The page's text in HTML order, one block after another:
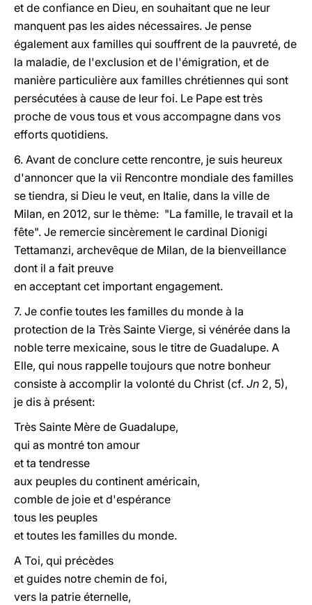
et de confiance en Dieu, en souhaitant que ne leur
manquent pas les aides nécessaires. Je pense
également aux familles qui souffrent de la pauvreté, de
la maladie, de l'exclusion et de l'émigration, et de
manière particulière aux familles chrétiennes qui sont
persécutées à cause de leur foi. Le Pape est très
proche de vous tous et vous accompagne dans vos
efforts quotidiens.
6. Avant de conclure cette rencontre, je suis heureux
d'annoncer que la vii Rencontre mondiale des familles
se tiendra, si Dieu le veut, en Italie, dans la ville de
Milan, en 2012, sur le thème: "La famille, le travail et la
fête". Je remercie sincèrement le cardinal Dionigi
Tettamanzi, archevêque de Milan, de la bienveillance
dont il a fait preuve
en acceptant cet important engagement.
7. Je confie toutes les familles du monde à la
protection de la Très Sainte Vierge, si vénérée dans la
noble terre mexicaine, sous le titre de Guadalupe. A
Elle, qui nous rappelle toujours que notre bonheur
consiste à accomplir la volonté du Christ (cf. Jn 2, 5),
je dis à présent:
Très Sainte Mère de Guadalupe,
qui as montré ton amour
et ta tendresse
aux peuples du continent américain,
comble de joie et d'espérance
tous les peuples
et toutes les familles du monde.
A Toi, qui précèdes
et guides notre chemin de foi,
vers la patrie éternelle,